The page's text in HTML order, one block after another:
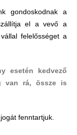
gondoskodnak a
el a vevő a
felelősséget a
esetén kedvező
van rá, össze is
fenntartjuk.